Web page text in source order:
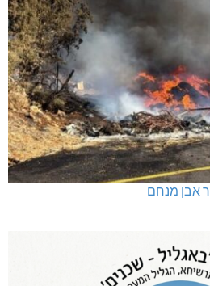
אבן מנחם